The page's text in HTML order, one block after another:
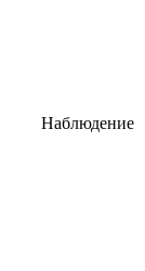
Наблюдение